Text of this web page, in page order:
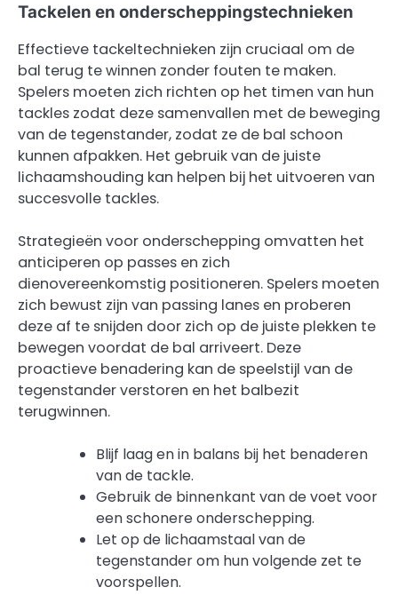
Tackelen en onderscheppingstechnieken
Effectieve tackeltechnieken zijn cruciaal om de
bal terug te winnen zonder fouten te maken.
Spelers moeten zich richten op het timen van hun
tackles zodat deze samenvallen met de beweging
van de tegenstander, zodat ze de bal schoon
kunnen afpakken. Het gebruik van de juiste
lichaamshouding kan helpen bij het uitvoeren van
succesvolle tackles.
Strategieën voor onderschepping omvatten het
anticiperen op passes en zich
dienovereenkomstig positioneren. Spelers moeten
zich bewust zijn van passing lanes en proberen
deze af te snijden door zich op de juiste plekken te
bewegen voordat de bal arriveert. Deze
proactieve benadering kan de speelstijl van de
tegenstander verstoren en het balbezit
terugwinnen.
Blijf laag en in balans bij het benaderen
van de tackle.
Gebruik de binnenkant van de voet voor
een schonere onderschepping.
Let op de lichaamstaal van de
tegenstander om hun volgende zet te
voorspellen.